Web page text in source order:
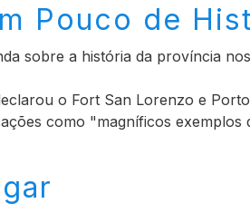
Pouco de
sobre a história da província
o Fort San Lorenzo e
como "magníficos exemplos